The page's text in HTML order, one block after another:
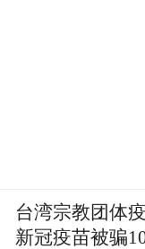
台湾宗教团体
新冠疫苗被骗